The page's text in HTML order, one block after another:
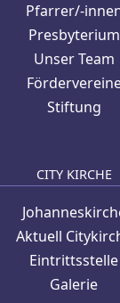
Pfarrer/-
Presbyterium
Unser Team
Stiftung
CITY KIRCHE
Aktuell
Eintrittsstelle
Galerie